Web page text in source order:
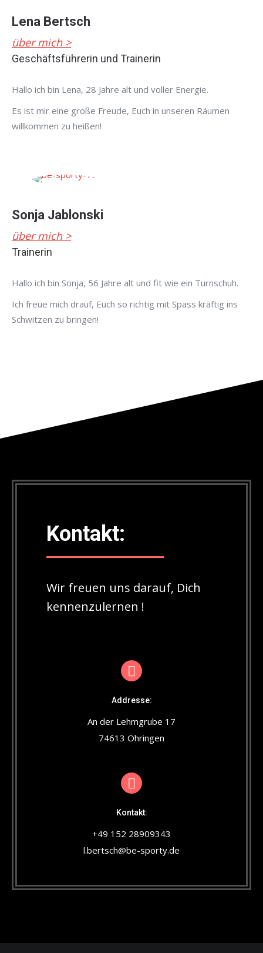
Lena Bertsch
über mich >
Geschäftsführerin und Trainerin
Hallo ich bin Lena, 28 Jahre alt und voller Energie.
Es ist mir eine große Freude, Euch in unseren Räumen
willkommen zu heißen!
Sonja Jablonski
über mich >
Trainerin
Hallo ich bin Sonja, 56 Jahre alt und fit wie ein Turnschuh.
Ich freue mich drauf, Euch so richtig mit Spass kräftig ins
Schwitzen zu bringen!
Kontakt:
Wir freuen uns darauf, Dich
kennenzulernen !
Addresse:
An der Lehmgrube 17
74613 Öhringen
Kontakt:
+49 152 28909343
l.bertsch@be-sporty.de